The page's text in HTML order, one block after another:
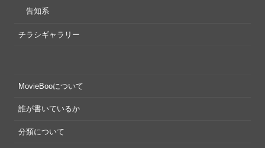
告知系
チラシギャラリー
MovieBooについて
誰が書いているか
分類について